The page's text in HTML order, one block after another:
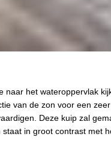
naar het wateroppervlak
van de zon voor een
Deze kuip zal
in groot contrast met